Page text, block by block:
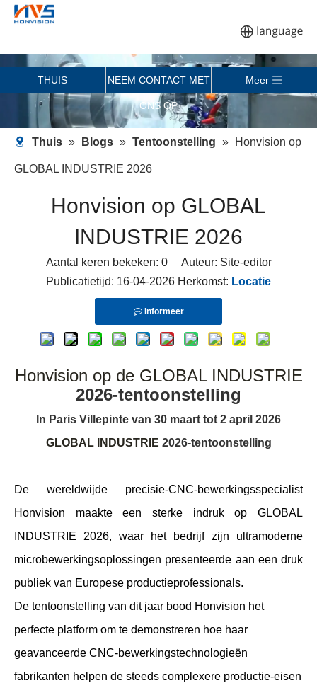
THUIS NEEM CONTACT MET
ONS OP
Meer
Thuis » Blogs » Tentoonstelling » Honvision op
GLOBAL INDUSTRIE 2026
Honvision op GLOBAL
INDUSTRIE 2026
Aantal keren bekeken: 0Auteur: Site-editor
Publicatietijd: 16-04-2026 Herkomst: Locatie
Informeer
Honvision op de GLOBAL INDUSTRIE
2026-tentoonstelling
In Paris Villepinte van 30 maart tot 2 april 2026
GLOBAL INDUSTRIE 2026-tentoonstelling
De wereldwijde precisie-CNC-bewerkingsspecialist
Honvision maakte een sterke indruk op GLOBAL
INDUSTRIE 2026, waar het bedrijf zijn ultramoderne
microbewerkingsoplossingen presenteerde aan een druk
publiek van Europese productieprofessionals.
De tentoonstelling van dit jaar bood Honvision het
perfecte platform om te demonstreren hoe haar
geavanceerde CNC-bewerkingstechnologieën
fabrikanten helpen de steeds complexere productie-eisen